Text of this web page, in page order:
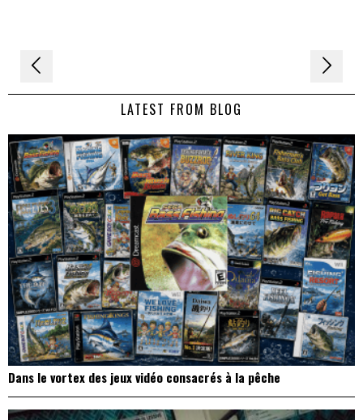
Navigation
de LATEST FROM BLOG
Dans le vortex des jeux vidéo consacrés à la pêche